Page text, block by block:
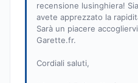
recensione lusinghiera!
avete apprezzato la
Sarà un piacere
Garette.fr.
Cordiali saluti,